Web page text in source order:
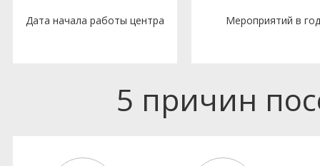
Дата начала работы центра Мероприятий в год
5 причин